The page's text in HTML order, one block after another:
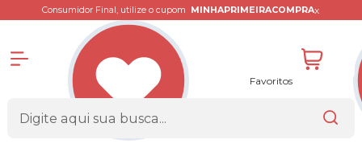
Consumidor Final, utilize o cupom MINHAPRIMEIRACOMPRAx
Favoritos